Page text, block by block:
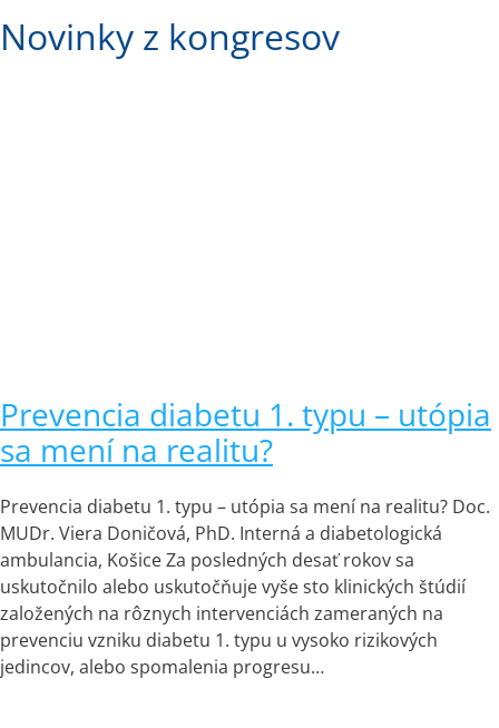
Novinky z kongresov
Prevencia diabetu 1. typu – utópia
sa mení na realitu?
Prevencia diabetu 1. typu – utópia sa mení na realitu? Doc.
MUDr. Viera Doničová, PhD. Interná a diabetologická
ambulancia, Košice Za posledných desať rokov sa
uskutočnilo alebo uskutočňuje vyše sto klinických štúdií
založených na rôznych intervenciách zameraných na
prevenciu vzniku diabetu 1. typu u vysoko rizikových
jedincov, alebo spomalenia progresu…